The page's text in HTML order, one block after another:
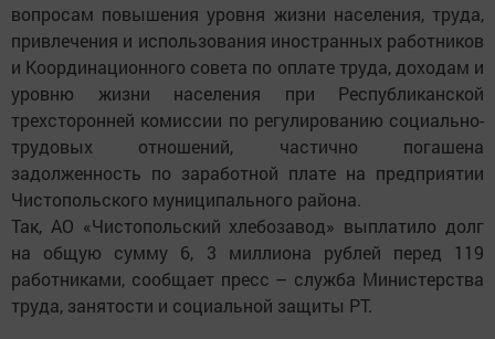
вопросам повышения уровня жизни населения, труда,
привлечения и использования иностранных работников
и Координационного совета по оплате труда, доходам и
уровню жизни населения при Республиканской
трехсторонней комиссии по регулированию социально-
трудовых отношений, частично погашена
задолженность по заработной плате на предприятии
Чистопольского муниципального района.
Так, АО «Чистопольский хлебозавод» выплатило долг
на общую сумму 6, 3 миллиона рублей перед 119
работниками, сообщает пресс – служба Министерства
труда, занятости и социальной защиты РТ.